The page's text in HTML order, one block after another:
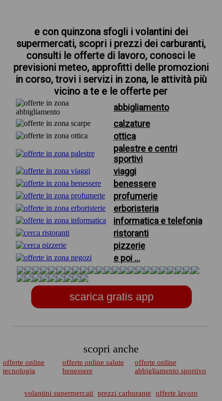
e con quinzona sfogli i volantini dei
supermercati, scopri i prezzi dei carburanti,
consulti le offerte di lavoro, conosci le
previsioni meteo, approfitti delle promozioni
in corso, trovi i servizi in zona, le attività più
vicino a te e le offerte per
abbigliamento
calzature
ottica
palestre e centri
sportivi
viaggi
benessere
profumerie
erboristeria
informatica e telefonia
ristoranti
pizzerie
e poi ...
scarica gratis app
scopri anche
offerte online
tecnologia
offerte online salute
benessere
offerte online
abbigliamento sportivo
volantini supermercati prezzi carburante
offerte lavoro